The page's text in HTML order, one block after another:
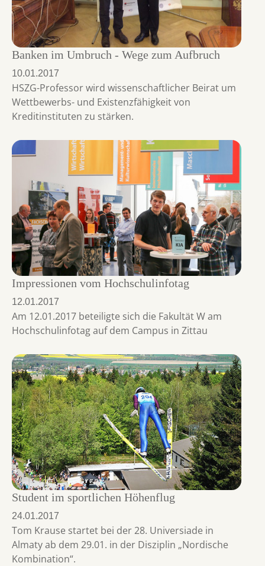
Banken im Umbruch - Wege zum Aufbruch
10.01.2017
HSZG-Professor wird wissenschaftlicher Beirat um
Wettbewerbs- und Existenzfähigkeit von
Kreditinstituten zu stärken.
Impressionen vom Hochschulinfotag
12.01.2017
Am 12.01.2017 beteiligte sich die Fakultät W am
Hochschulinfotag auf dem Campus in Zittau
Student im sportlichen Höhenflug
24.01.2017
Tom Krause startet bei der 28. Universiade in
Almaty ab dem 29.01. in der Disziplin „Nordische
Kombination“.